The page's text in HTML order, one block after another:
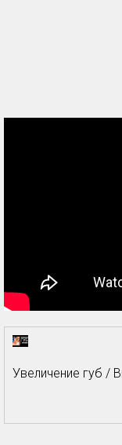
Увеличение губ /